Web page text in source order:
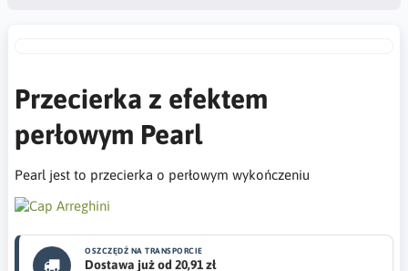
Przecierka z efektem
perłowym Pearl
Pearl jest to przecierka o perłowym wykończeniu
OSZCZĘDŹ NA TRANSPORCIE
Dostawa już od 20,91 zł